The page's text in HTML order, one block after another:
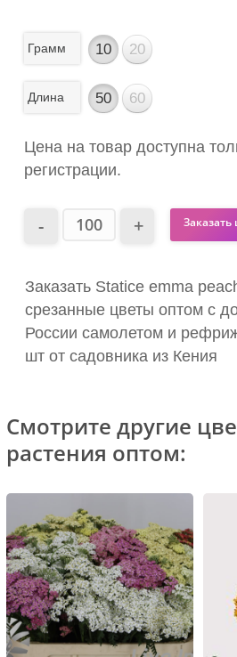
Грамм 10 20
Длина 50 60
Цена на товар доступна
регистрации.
Заказать
Заказать Statice emma
срезанные цветы оптом с
России самолетом и
шт от садовника из Кения
Смотрите другие
растения оптом: